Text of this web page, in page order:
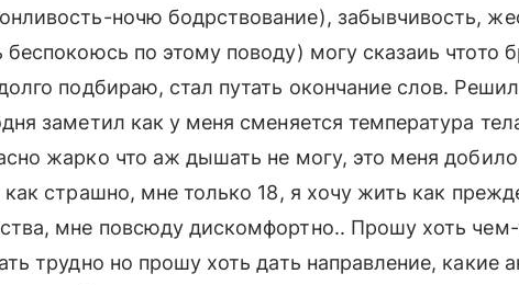
ночю бодрствование), забывчивость,
беспокоюсь по этому поводу) могу сказаиь чтото
подбираю, стал путать окончание слов.
заметил как у меня сменяется температура
жарко что аж дышать не могу, это меня
страшно, мне только 18, я хочу жить как
мне повсюду дискомфортно.. Прошу хоть
трудно но прошу хоть дать направление, какие